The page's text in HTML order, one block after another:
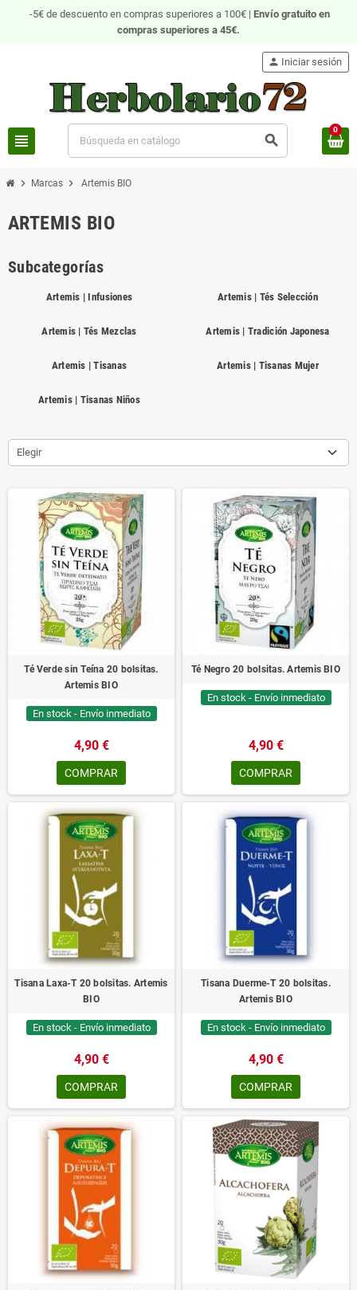
-5€ de descuento en compras superiores a 100€ | Envío gratuito en
compras superiores a 45€.
view_headline search
person Iniciar sesión
0
chevron_right Marcas chevron_right Artemis BIO
ARTEMIS BIO
Subcategorías
Artemis | Infusiones Artemis | Tés Selección
Artemis | Tés Mezclas Artemis | Tradición Japonesa
Artemis | Tisanas Artemis | Tisanas Mujer
Artemis | Tisanas Niños
Elegir
Té Verde sin Teína 20 bolsitas.
Artemis BIO
En stock - Envío inmediato
4,90 €
COMPRAR
Té Negro 20 bolsitas. Artemis BIO
En stock - Envío inmediato
4,90 €
COMPRAR
Tisana Laxa-T 20 bolsitas. Artemis
BIO
En stock - Envío inmediato
4,90 €
COMPRAR
Tisana Duerme-T 20 bolsitas.
Artemis BIO
En stock - Envío inmediato
4,90 €
COMPRAR